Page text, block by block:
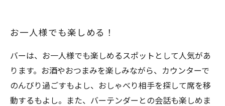
お一人様でも楽しめる！
バーは、お一人様でも楽しめるスポットとして人気があ
ります。お酒やおつまみを楽しみながら、カウンターで
のんびり過ごすもよし、おしゃべり相手を探して席を移
動するもよし。また、バーテンダーとの会話も楽しめま